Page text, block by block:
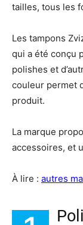
tailles, tous les
Les tampons
qui a été conçu
polishes et
couleur permet
produit.
La marque
accessoires, et
À lire : autres